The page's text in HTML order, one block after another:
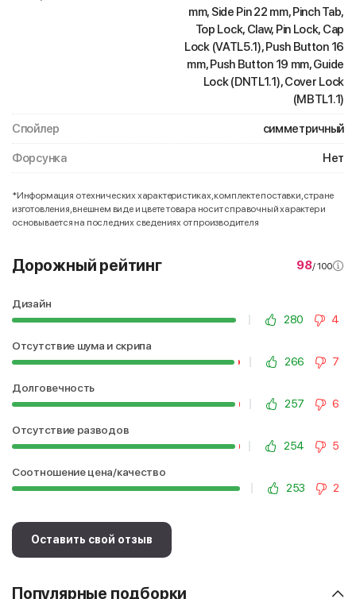
mm, Side Pin 22 mm, Pinch Tab,
Top Lock, Claw, Pin Lock, Cap
Lock (VATL5.1), Push Button 16
mm, Push Button 19 mm, Guide
Lock (DNTL1.1), Cover Lock
(MBTL1.1)
Спойлер симметричный
Форсунка Нет
*Информация о технических характеристиках, комплекте поставки, стране
изготовления, внешнем виде и цвете товара носит справочный характер и
основывается на последних сведениях от производителя
Дорожный рейтинг 98/ 100
Дизайн
280
4
Отсутствие шума и скрипа
266
7
Долговечность
257
6
Отсутствие разводов
254
5
Соотношение цена/качество
253
2
Оставить свой отзыв
Популярные подборки